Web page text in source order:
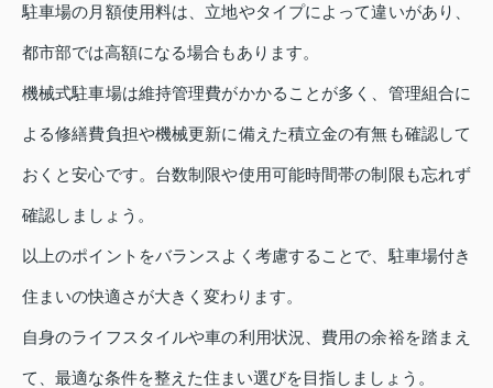
駐車場の月額使用料は、立地やタイプによって違いがあり、
都市部では高額になる場合もあります。
機械式駐車場は維持管理費がかかることが多く、管理組合に
よる修繕費負担や機械更新に備えた積立金の有無も確認して
おくと安心です。台数制限や使用可能時間帯の制限も忘れず
確認しましょう。
以上のポイントをバランスよく考慮することで、駐車場付き
住まいの快適さが大きく変わります。
自身のライフスタイルや車の利用状況、費用の余裕を踏まえ
て、最適な条件を整えた住まい選びを目指しましょう。